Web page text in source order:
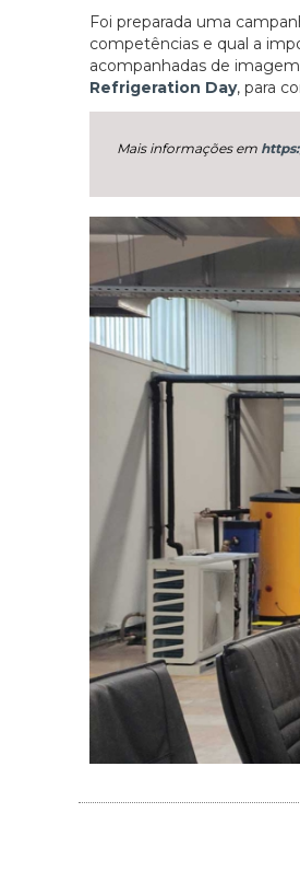
Foi preparada uma
competências e qual a
acompanhadas de
Refrigeration Day, para
Mais informações em